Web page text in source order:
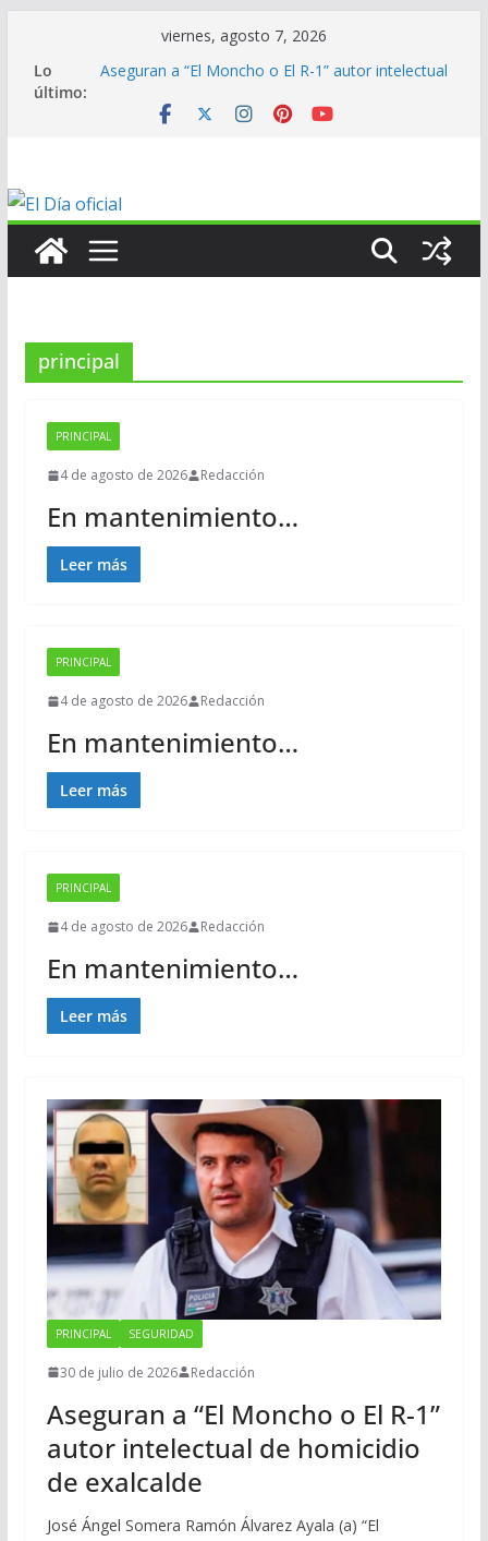
contenido
viernes, agosto 7, 2026
Lo
último:
Aseguran a “El Moncho o El R-1” autor intelectual
En mantenimiento…
Centroamericanos
principal
PRINCIPAL
4 de agosto de 2026 Redacción
En mantenimiento…
Leer más
PRINCIPAL
4 de agosto de 2026 Redacción
En mantenimiento…
Leer más
PRINCIPAL
4 de agosto de 2026 Redacción
En mantenimiento…
Leer más
PRINCIPAL SEGURIDAD
30 de julio de 2026 Redacción
Aseguran a “El Moncho o El R-1”
autor intelectual de homicidio
de exalcalde
José Ángel Somera Ramón Álvarez Ayala (a) “El